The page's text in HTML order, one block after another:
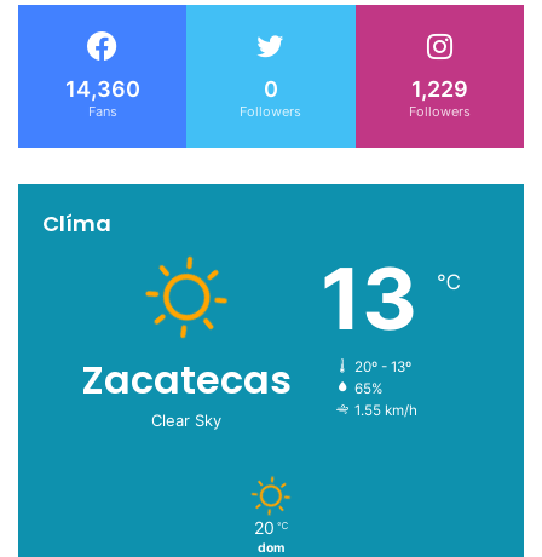
14,360
Fans
0
Followers
1,229
Followers
Clíma
Zacatecas
Clear Sky
13 ℃
20º - 13º
65%
1.55 km/h
20 ℃
dom